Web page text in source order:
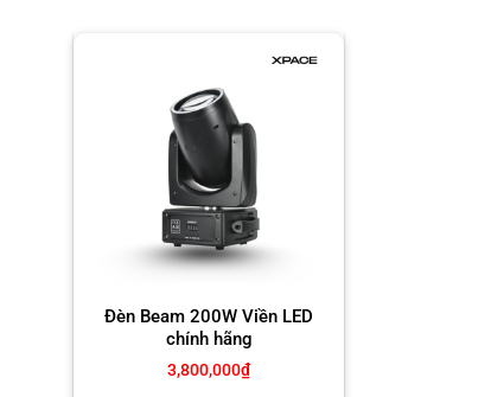
Đèn Beam 200W Viền LED
chính hãng
3,800,000₫